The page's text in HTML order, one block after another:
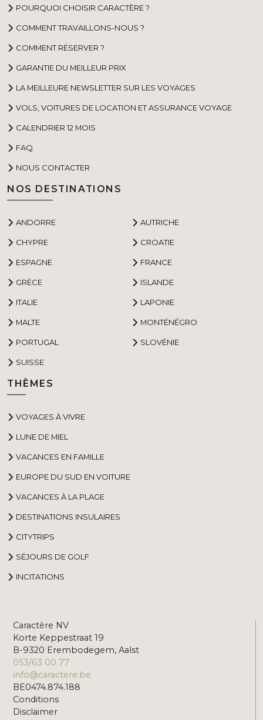
POURQUOI CHOISIR CARACTÈRE ?
COMMENT TRAVAILLONS-NOUS ?
COMMENT RÉSERVER ?
GARANTIE DU MEILLEUR PRIX
LA MEILLEURE NEWSLETTER SUR LES VOYAGES
VOLS, VOITURES DE LOCATION ET ASSURANCE VOYAGE
CALENDRIER 12 MOIS
FAQ
NOUS CONTACTER
NOS DESTINATIONS
ANDORRE AUTRICHE
CHYPRE CROATIE
ESPAGNE FRANCE
GRÈCE ISLANDE
ITALIE LAPONIE
MALTE MONTÉNÉGRO
PORTUGAL SLOVÉNIE
SUISSE
THÈMES
VOYAGES À VIVRE
LUNE DE MIEL
VACANCES EN FAMILLE
EUROPE DU SUD EN VOITURE
VACANCES À LA PLAGE
DESTINATIONS INSULAIRES
CITYTRIPS
SÉJOURS DE GOLF
INCITATIONS
Caractère NV
Korte Keppestraat 19
B-9320 Erembodegem, Aalst
053/63 00 77
info@caractere.be
BE0474.874.188
Conditions
Disclaimer